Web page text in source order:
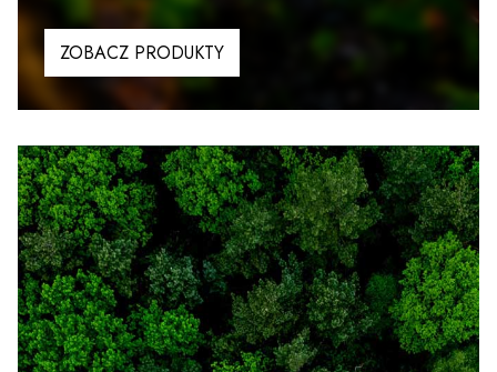
ZOBACZ PRODUKTY